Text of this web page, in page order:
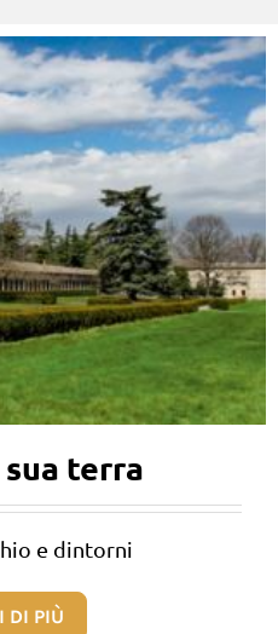
terra
e dintorni
DI PIÙ